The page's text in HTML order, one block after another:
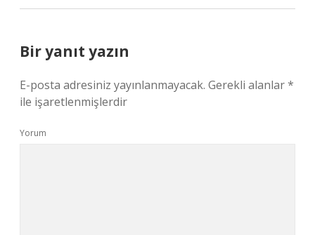
Bir yanıt yazın
E-posta adresiniz yayınlanmayacak. Gerekli alanlar*
ile işaretlenmişlerdir
Yorum